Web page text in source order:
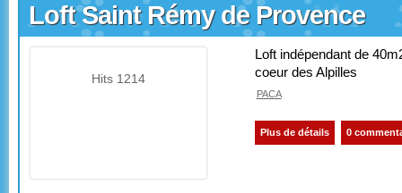
Loft Saint Rémy de Provence
Hits 1214
Loft indépendant de
coeur des Alpilles
PACA
Plus de détails 0